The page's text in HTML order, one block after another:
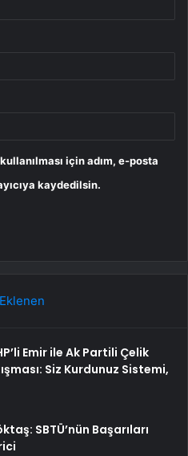
için adım, e-posta
kaydedilsin.
Emir ile Ak Partili Çelik
Siz Kurdunuz Sistemi,
SBTÜ’nün Başarıları